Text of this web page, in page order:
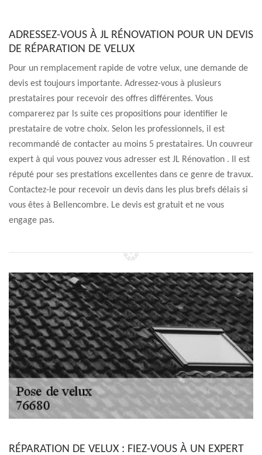
ADRESSEZ-VOUS À JL RÉNOVATION POUR UN DEVIS
DE RÉPARATION DE VELUX
Pour un remplacement rapide de votre velux, une demande de
devis est toujours importante. Adressez-vous à plusieurs
prestataires pour recevoir des offres différentes. Vous
comparerez par ls suite ces propositions pour identifier le
prestataire de votre choix. Selon les professionnels, il est
recommandé de contacter au moins 5 prestataires. Un couvreur
expert à qui vous pouvez vous adresser est JL Rénovation . Il est
réputé pour ses prestations excellentes dans ce genre de travux.
Contactez-le pour recevoir un devis dans les plus brefs délais si
vous êtes à Bellencombre. Le devis est gratuit et ne vous
engage pas.
RÉPARATION DE VELUX : FIEZ-VOUS À UN EXPERT